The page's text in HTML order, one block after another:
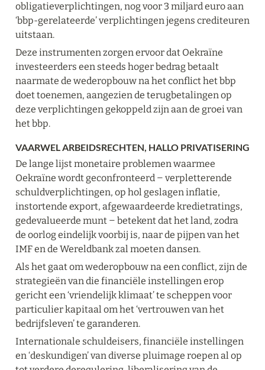
obligatieverplichtingen, nog voor 3 miljard euro aan
‘bbp-gerelateerde’ verplichtingen jegens crediteuren
uitstaan.
Deze instrumenten zorgen ervoor dat Oekraïne
investeerders een steeds hoger bedrag betaalt
naarmate de wederopbouw na het conflict het bbp
doet toenemen, aangezien de terugbetalingen op
deze verplichtingen gekoppeld zijn aan de groei van
het bbp.
VAARWEL ARBEIDSRECHTEN, HALLO PRIVATISERING
De lange lijst monetaire problemen waarmee
Oekraïne wordt geconfronteerd ‒ verpletterende
schuldverplichtingen, op hol geslagen inflatie,
instortende export, afgewaardeerde kredietratings,
gedevalueerde munt ‒ betekent dat het land, zodra
de oorlog eindelijk voorbij is, naar de pijpen van het
IMF en de Wereldbank zal moeten dansen.
Als het gaat om wederopbouw na een conflict, zijn de
strategieën van die financiële instellingen erop
gericht een ‘vriendelijk klimaat’ te scheppen voor
particulier kapitaal om het ‘vertrouwen van het
bedrijfsleven’ te garanderen.
Internationale schuldeisers, financiële instellingen
en ‘deskundigen’ van diverse pluimage roepen al op